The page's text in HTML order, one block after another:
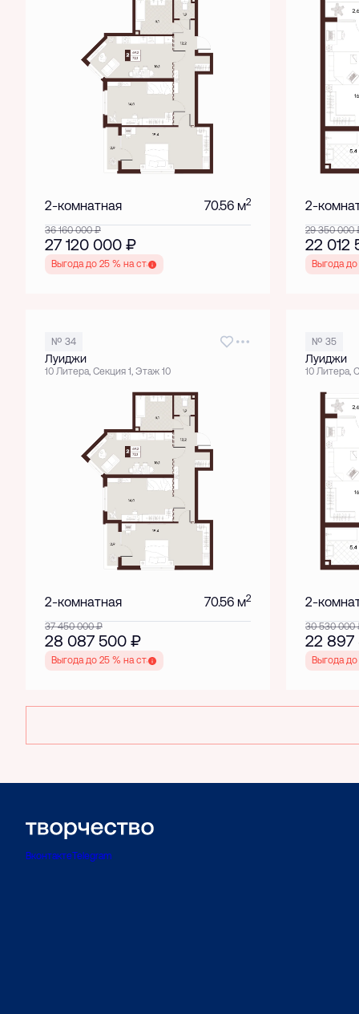
2-комнатная 70.56 м2
36 160 000₽
27 120 000 ₽
Выгода до 25 % на старте
2-
29 350 000
22 012
Выгода
№ 34
Луиджи
10 Литера, Секция 1, Этаж 10
2-комнатная 70.56 м2
37 450 000₽
28 087 500 ₽
Выгода до 25 % на старте
№ 35
Луиджи
10 Литера,
2-
30 530 000
22
Выгода
ВконтактеTelegram